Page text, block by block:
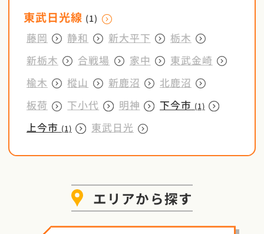
東武日光線 (1)
藤岡 静和 新大平下
栃木
新栃木
合戦場 家中
東武金崎
楡木
樅山 新鹿沼
北鹿沼
板荷
下小代 明神 下今市 (1)
上今市 (1) 東武日光
エリアから探す